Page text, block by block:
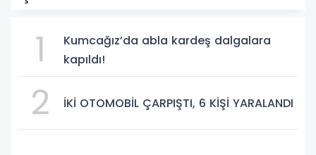
1
Kumcağız’da abla kardeş dalgalara
kapıldı!
2 İKİ OTOMOBİL ÇARPIŞTI, 6 KİŞİ YARALANDI